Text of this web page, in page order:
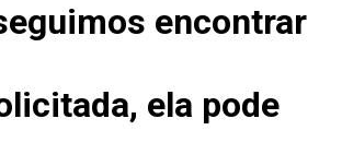
encontrar
ela pode